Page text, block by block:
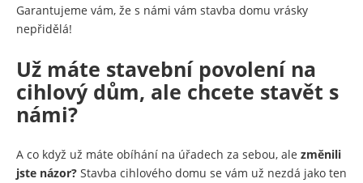
Garantujeme vám, že s námi vám stavba domu vrásky
nepřidělá!
Už máte stavební povolení na
cihlový dům, ale chcete stavět s
námi?
A co když už máte obíhání na úřadech za sebou, ale změnili
jste názor? Stavba cihlového domu se vám už nezdá jako ten